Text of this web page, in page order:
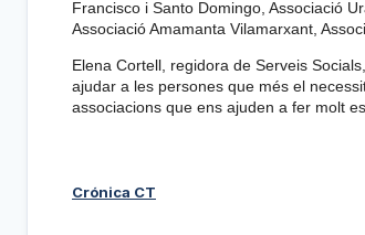
Francisco i Santo Domingo, Associació
Associació Amamanta Vilamarxant,
Elena Cortell, regidora de Serveis
ajudar a les persones que més el
associacions que ens ajuden a fer molt
Crónica CT